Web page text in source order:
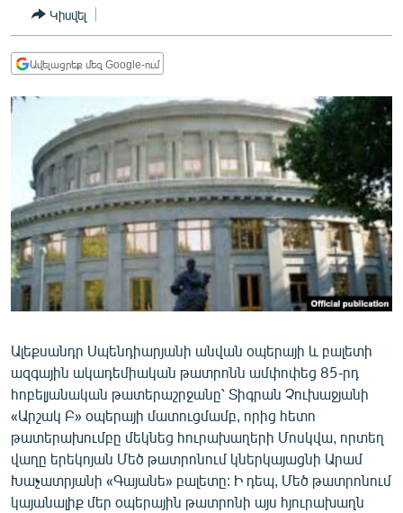
ՏՆՏԵՍՈՒԹՅՈՒՆ
ՂԱՐԱԲԱՂ
ՏԱՐԱԾԱՇՐՋԱՆ
ՄԻՋԱԶԳԱՅԻՆ
ՄՇԱԿՈՒՅԹ
ՍՊՈՐՏ
ՄԵԿՆԱԲԱՆՈՒԹՅՈՒՆ
ՏՏ ԵՒ ԻՆՏԵՐՆԵՏ
ԱՐԽԻՎ
ՏԵՍԱՆՅՈՒԹԵՐ
ԲԱՆԱՎԵՃ
ՁԳՏԵԼՈՎ ԼԱՎԱԳՈՒՅՆԻՆ
ՓՈԴՔԱՍԹ
Կիսվել
Ավելացրեք մեզ Google-ում
Ալեքսանդր Սպենդիարյանի անվան օպերայի և բալետի
ազգային ակադեմիական թատրոնն ամփոփեց 85-րդ
հոբելյանական թատերաշրջանը՝ Տիգրան Չուխաջյանի
«Արշակ Բ» օպերայի մատուցմամբ, որից հետո
թատերախումբը մեկնեց հուրախաղերի Մոսկվա, որտեղ
վաղը երեկոյան Մեծ թատրոնում կներկայացնի Արամ
Խաչատրյանի «Գայանե» բալետը: Ի դեպ, Մեծ թատրոնում
կայանալիք մեր օպերային թատրոնի այս հյուրախաղն